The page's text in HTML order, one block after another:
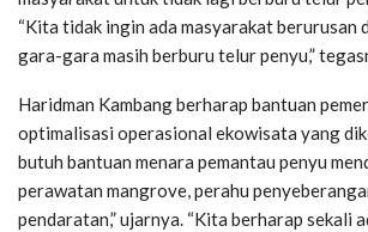
“Kita tidak ingin ada masyarakat berurusan
gara-gara masih berburu telur penyu,”
Haridman Kambang berharap bantuan
optimalisasi operasional ekowisata yang
butuh bantuan menara pemantau penyu
perawatan mangrove, perahu
pendaratan,” ujarnya. “Kita berharap sekali